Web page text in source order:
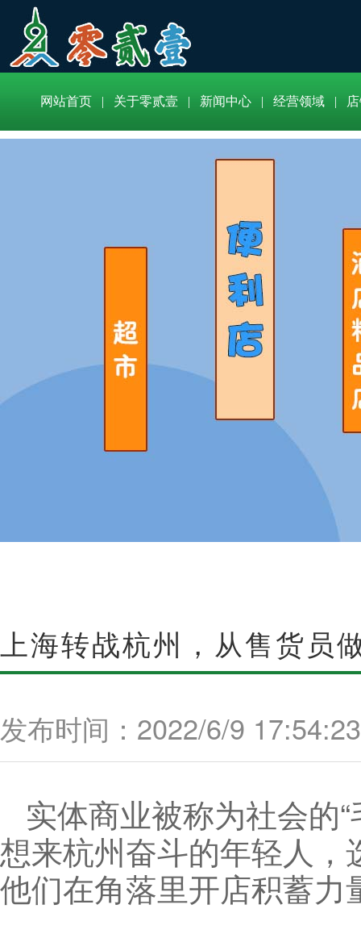
网站首页 | 关于零贰壹 | 新闻中心 | 经营领域 |
上海转战杭州，从售货员
发布时间：2022/6/9 17:54:23
实体商业被称为社会的
想来杭州奋斗的年轻人
他们在角落里开店积蓄